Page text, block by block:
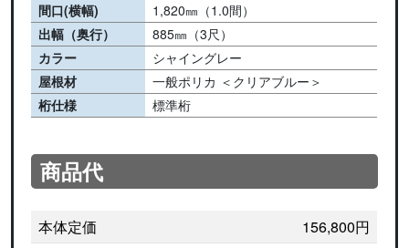
間口(横幅)
1,820㎜（1.0間）
出幅（奥行）
885㎜（3尺）
カラー
シャイングレー
屋根材
一般ポリカ ＜クリアブルー＞
桁仕様
標準桁
商品代
本体定価
156,800円